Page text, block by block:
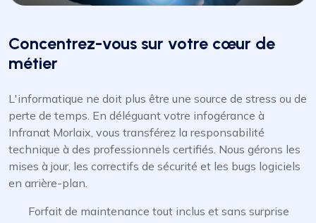
Concentrez-vous sur votre cœur de
métier
L'informatique ne doit plus être une source de stress ou de
perte de temps. En déléguant votre infogérance à
Infranat Morlaix, vous transférez la responsabilité
technique à des professionnels certifiés. Nous gérons les
mises à jour, les correctifs de sécurité et les bugs logiciels
en arrière-plan.
Forfait de maintenance tout inclus et sans surprise